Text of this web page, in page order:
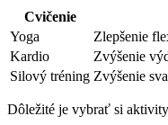
Cvičenie
Yoga
Zlepšenie
Kardio
Zvýšenie
Silový tréning Zvýšenie
Dôležité je vybrať si